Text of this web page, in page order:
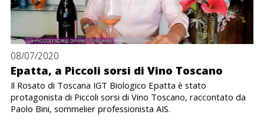
08/07/2020
Epatta, a Piccoli sorsi di Vino Toscano
Il Rosato di Toscana IGT Biologico Epatta è stato
protagonista di Piccoli sorsi di Vino Toscano, raccontato da
Paolo Bini, sommelier professionista AIS.